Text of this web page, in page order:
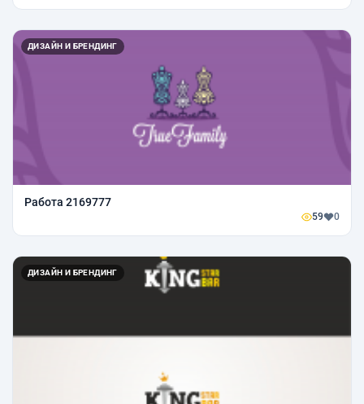
ДИЗАЙН И БРЕНДИНГ
Работа 2169777
59 0
ДИЗАЙН И БРЕНДИНГ